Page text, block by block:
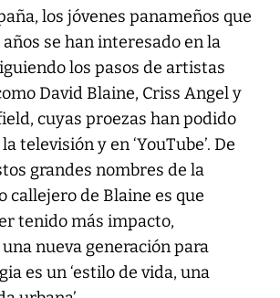
los jóvenes panameños que
se han interesado en la
los pasos de artistas
David Blaine, Criss Angel y
cuyas proezas han podido
televisión y en ‘YouTube’. De
grandes nombres de la
callejero de Blaine es que
tenido más impacto,
nueva generación para
es un ‘estilo de vida, una